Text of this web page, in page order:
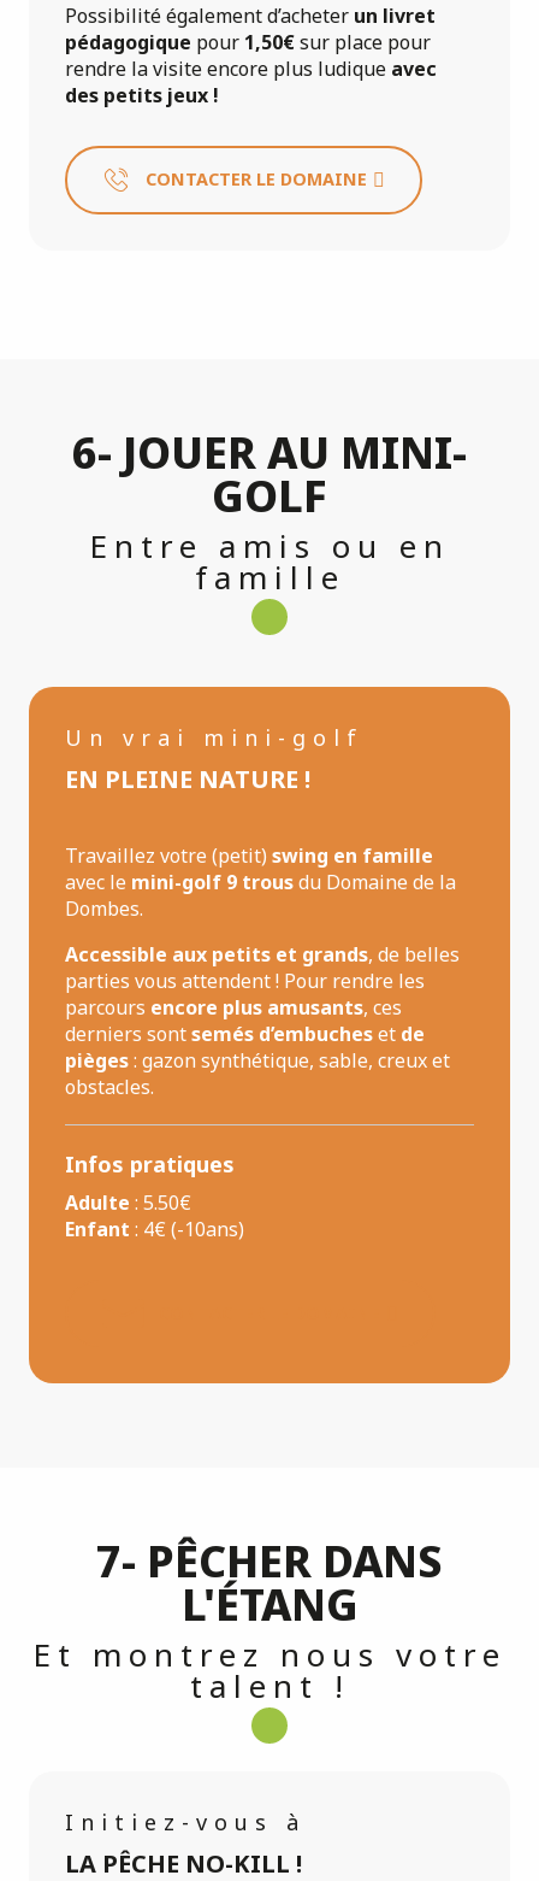
Possibilité également d’acheter un livret
pédagogique pour 1,50€sur place pour
rendre la visite encore plus ludique avec
des petits jeux !
CONTACTER LE DOMAINE
6- JOUER AU MINI-
GOLF
Entre amis ou en
famille
Un vrai mini-golf
EN PLEINE NATURE !
Travaillez votre (petit) swing en famille
avec le mini-golf 9 trousdu Domaine de la
Dombes.
Accessible aux petits et grands, de belles
parties vous attendent ! Pour rendre les
parcours encore plus amusants, ces
derniers sontsemés d’embucheset de
pièges: gazon synthétique, sable, creux et
obstacles.
Infos pratiques
Adulte : 5.50€
Enfant : 4€ (-10ans)
7- PÊCHER DANS
L'ÉTANG
Et montrez nous votre
talent !
Initiez-vous à
LA PÊCHE NO-KILL !